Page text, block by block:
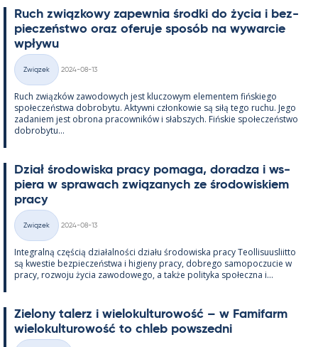
Ruch związ­kowy za­pew­nia środki do życia i bez­
pieczeństwo oraz ofe­ruje sposób na wywarcie
wpływu
Kategorie
Związek
2024-08-13
Ruch związków zawo­dowych jest kluczowym ele­men­tem fińs­kiego
społeczeństwa do­bro­bytu. Ak­tywni człon­kowie są siłą tego ruchu. Jego
za­da­niem jest obrona pracow­ników i słabszych. Fińs­kie społeczeństwo
do­bro­bytu...
Dział śro­dowiska pracy po­maga, do­radza i ws­
piera w sprawach związa­nych ze śro­dowis­kiem
pracy
Kategorie
Związek
2024-08-13
In­te­gralną częścią działal­ności działu śro­dowiska pracy Teol­li­suus­liitto
są kwes­tie bez­pieczeństwa i hi­gieny pracy, dobrego sa­mo­poczucie w
pracy, rozwoju życia zawo­dowego, a także po­li­tyka społeczna i...
Zie­lony ta­lerz i wie­lo­kul­tu­rowość – w Fa­mi­farm
wie­lo­kul­tu­rowość to ch­leb powszedni